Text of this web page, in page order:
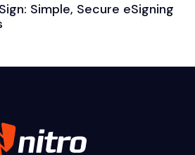
Simple, Secure eSigning